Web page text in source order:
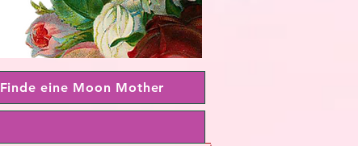
Finde eine Moon Mother